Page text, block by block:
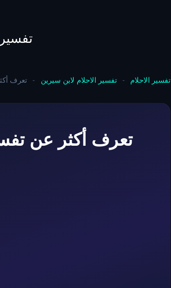
تفسير الاحلام - تفسير الاحلام لابن سيرين - تعرف
تعرف أكثر عن